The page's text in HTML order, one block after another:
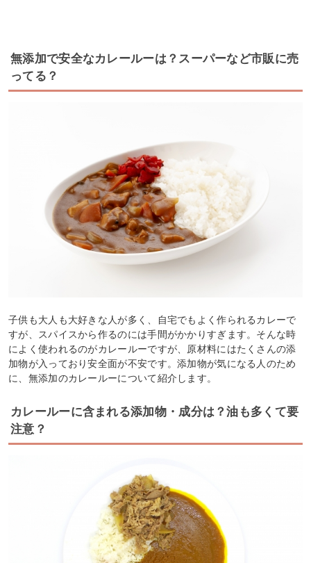
無添加で安全なカレールーは？スーパーなど市販に売
ってる？
子供も大人も大好きな人が多く、自宅でもよく作られるカレーで
すが、スパイスから作るのには手間がかかりすぎます。そんな時
によく使われるのがカレールーですが、原材料にはたくさんの添
加物が入っており安全面が不安です。添加物が気になる人のため
に、無添加のカレールーについて紹介します。
カレールーに含まれる添加物・成分は？油も多くて要
注意？